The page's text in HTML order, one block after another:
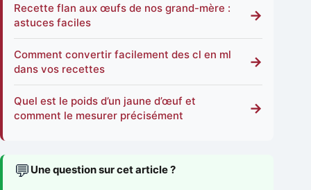
Recette flan aux œufs de nos grand-mère :
astuces faciles
→
Comment convertir facilement des cl en ml
dans vos recettes
→
Quel est le poids d’un jaune d’œuf et
comment le mesurer précisément
→
💬 Une question sur cet article ?